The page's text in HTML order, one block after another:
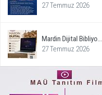
27 Temmuz 2026
Mardin Dijital Bibliyo...
27 Temmuz 2026